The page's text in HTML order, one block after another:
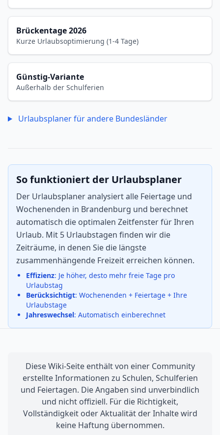
Brückentage 2026
Kurze Urlaubsoptimierung (1-4 Tage)
Günstig-Variante
Außerhalb der Schulferien
Urlaubsplaner für andere Bundesländer
So funktioniert der Urlaubsplaner
Der Urlaubsplaner analysiert alle Feiertage und
Wochenenden in Brandenburg und berechnet
automatisch die optimalen Zeitfenster für Ihren
Urlaub. Mit 5 Urlaubstagen finden wir die
Zeiträume, in denen Sie die längste
zusammenhängende Freizeit erreichen können.
Effizienz: Je höher, desto mehr freie Tage pro
Urlaubstag
Berücksichtigt: Wochenenden + Feiertage + Ihre
Urlaubstage
Jahreswechsel: Automatisch einberechnet
Diese Wiki-Seite enthält von einer Community
erstellte Informationen zu Schulen, Schulferien
und Feiertagen. Die Angaben sind unverbindlich
und nicht offiziell. Für die Richtigkeit,
Vollständigkeit oder Aktualität der Inhalte wird
keine Haftung übernommen.